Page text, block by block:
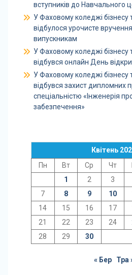
вступників до Навчального
У Фаховому коледжі
відбулося урочисте
випускникам
У Фаховому коледжі
відбувся онлайн День
У Фаховому коледжі
відбувся захист дипломних
спеціальністю «Інженерія
забезпечення»
Квітень
Пн
Вт Ср Чт
1
2 3
7
8 9 10
14
15 16 17
21
22 23 24
28
29 30
« Бер Тра